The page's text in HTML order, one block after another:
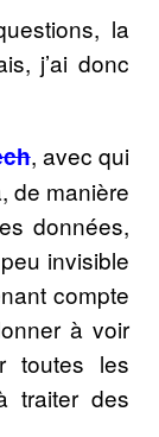
la
j’ai donc
, avec qui
de manière
données,
invisible
compte
à voir
toutes les
traiter des